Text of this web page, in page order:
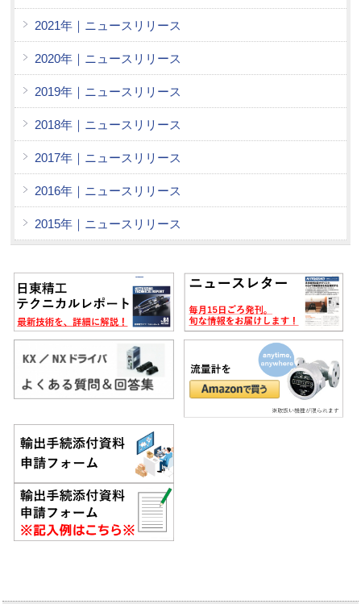
2021年｜ニュースリリース
2020年｜ニュースリリース
2019年｜ニュースリリース
2018年｜ニュースリリース
2017年｜ニュースリリース
2016年｜ニュースリリース
2015年｜ニュースリリース